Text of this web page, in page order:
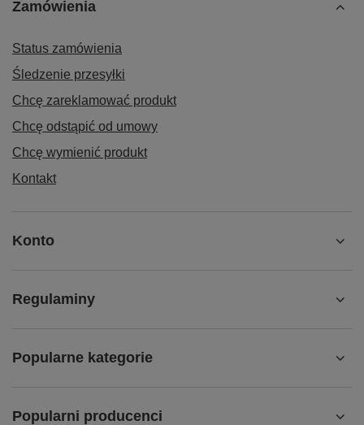
Zamówienia
Status zamówienia
Śledzenie przesyłki
Chcę zareklamować produkt
Chcę odstąpić od umowy
Chcę wymienić produkt
Kontakt
Konto
Regulaminy
Popularne kategorie
Popularni producenci